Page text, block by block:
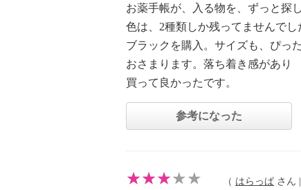
お薬手帳が、入る物を、ずっと探
色は、2種類しか残ってませんでし
ブラックを購入。サイズも、ぴっ
おさまります。落ち着き感があり
買って良かったです。
参考になった
（ はらっぱ さん